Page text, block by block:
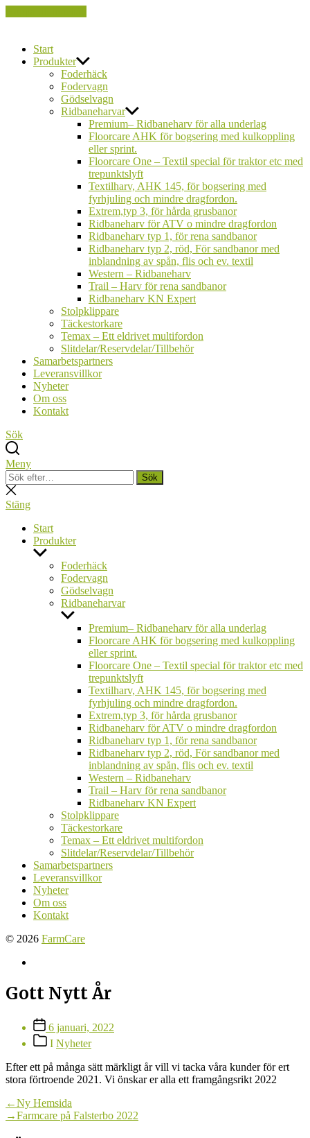
Start
Produkter
Foderhäck
Fodervagn
Gödselvagn
Ridbaneharvar
Premium– Ridbaneharv för alla underlag
Floorcare AHK för bogsering med kulkoppling
eller sprint.
Floorcare One – Textil special för traktor etc med
trepunktslyft
Textilharv, AHK 145, för bogsering med
fyrhjuling och mindre dragfordon.
Extrem,typ 3, för hårda grusbanor
Ridbaneharv för ATV o mindre dragfordon
Ridbaneharv typ 1, för rena sandbanor
Ridbaneharv typ 2, röd, För sandbanor med
inblandning av spån, flis och ev. textil
Western – Ridbaneharv
Trail – Harv för rena sandbanor
Ridbaneharv KN Expert
Stolpklippare
Täckestorkare
Temax – Ett eldrivet multifordon
Slitdelar/Reservdelar/Tillbehör
Samarbetspartners
Leveransvillkor
Nyheter
Om oss
Kontakt
Sök
Meny
Sök
efter:
Sök
Stäng
sökning
Stäng
Start
Produkter
Visa
undermenyFoderhäck
Fodervagn
Gödselvagn
Ridbaneharvar
Visa
undermenyPremium– Ridbaneharv för alla underlag
Floorcare AHK för bogsering med kulkoppling
eller sprint.
Floorcare One – Textil special för traktor etc med
trepunktslyft
Textilharv, AHK 145, för bogsering med
fyrhjuling och mindre dragfordon.
Extrem,typ 3, för hårda grusbanor
Ridbaneharv för ATV o mindre dragfordon
Ridbaneharv typ 1, för rena sandbanor
Ridbaneharv typ 2, röd, För sandbanor med
inblandning av spån, flis och ev. textil
Western – Ridbaneharv
Trail – Harv för rena sandbanor
Ridbaneharv KN Expert
Stolpklippare
Täckestorkare
Temax – Ett eldrivet multifordon
Slitdelar/Reservdelar/Tillbehör
Samarbetspartners
Leveransvillkor
Nyheter
Om oss
Kontakt
© 2026 FarmCare
Facebook
Gott Nytt År
Inläggsdatum
6 januari, 2022
Inläggskategorier
I Nyheter
Efter ett på många sätt märkligt år vill vi tacka våra kunder för ert
stora förtroende 2021. Vi önskar er alla ett framgångsrikt 2022
Inläggsnavigering
←Föregående
inlägg:
Ny Hemsida
→Nästa
Farmcare på Falsterbo 2022